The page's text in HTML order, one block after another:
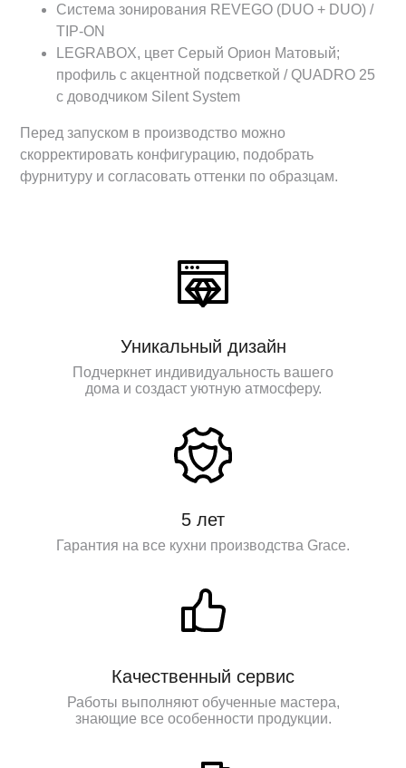
Система зонирования REVEGO (DUO + DUO) /
TIP-ON
LEGRABOX, цвет Серый Орион Матовый;
профиль с акцентной подсветкой / QUADRO 25
с доводчиком Silent System
Перед запуском в производство можно
скорректировать конфигурацию, подобрать
фурнитуру и согласовать оттенки по образцам.
Уникальный дизайн
Подчеркнет индивидуальность вашего
дома и создаст уютную атмосферу.
5 лет
Гарантия на все кухни производства Grace.
Качественный сервис
Работы выполняют обученные мастера,
знающие все особенности продукции.